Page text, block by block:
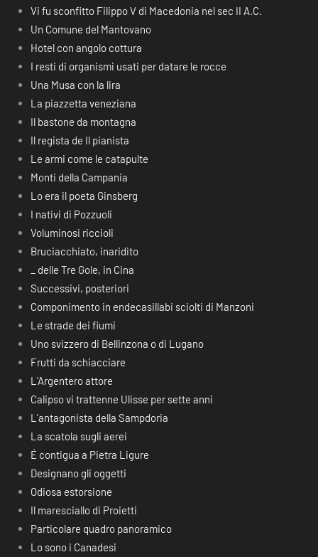
Vi fu sconfitto Filippo V di Macedonia nel sec II A.C.
Un Comune del Mantovano
Hotel con angolo cottura
I resti di organismi usati per datare le rocce
Una Musa con la lira
La piazzetta veneziana
Il bastone da montagna
Il regista de Il pianista
Le armi come le catapulte
Monti della Campania
Lo era il poeta Ginsberg
I nativi di Pozzuoli
Voluminosi riccioli
Bruciacchiato, inaridito
_ delle Tre Gole, in Cina
Successivi, posteriori
Componimento in endecasillabi sciolti di Manzoni
Le strade dei fiumi
Uno svizzero di Bellinzona o di Lugano
Frutti da schiacciare
L’Argentero attore
Calipso vi trattenne Ulisse per sette anni
L’antagonista della Sampdoria
La scatola sugli aerei
É contigua a Pietra Ligure
Designano gli oggetti
Odiosa estorsione
Il maresciallo di Proietti
Particolare quadro panoramico
Lo sono i Canadesi